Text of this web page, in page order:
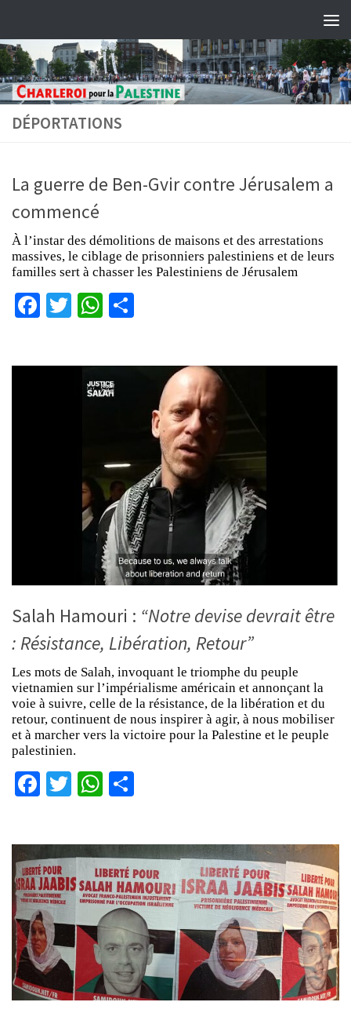
DÉPORTATIONS
La guerre de Ben-Gvir contre Jérusalem a
commencé
À l’instar des démolitions de maisons et des arrestations
massives, le ciblage de prisonniers palestiniens et de leurs
familles sert à chasser les Palestiniens de Jérusalem
Facebook
TwitterWhatsApp
Salah Hamouri : “Notre devise devrait être
: Résistance, Libération, Retour”
Les mots de Salah, invoquant le triomphe du peuple
vietnamien sur l’impérialisme américain et annonçant la
voie à suivre, celle de la résistance, de la libération et du
retour, continuent de nous inspirer à agir, à nous mobiliser
et à marcher vers la victoire pour la Palestine et le peuple
palestinien.
Facebook
TwitterWhatsApp